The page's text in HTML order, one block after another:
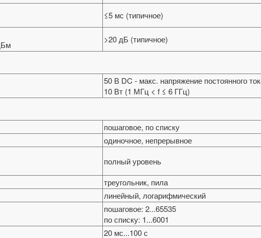
≤5 мс (типичное)
>20 дБ (типичное)
50 В DC - макс. напряжение постоянного
10 Вт (1 МГц < f ≤ 6 ГГц)
пошаговое, по списку
одиночное, непрерывное
полный уровень
треугольник, пила
линейный, логарифмический
пошаговое: 2...65535
по списку: 1...6001
20 мс...100 с